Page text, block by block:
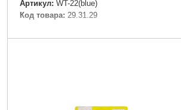
Артикул: WT-22(blue)
Код товара: 29.31.29
Подробнее...